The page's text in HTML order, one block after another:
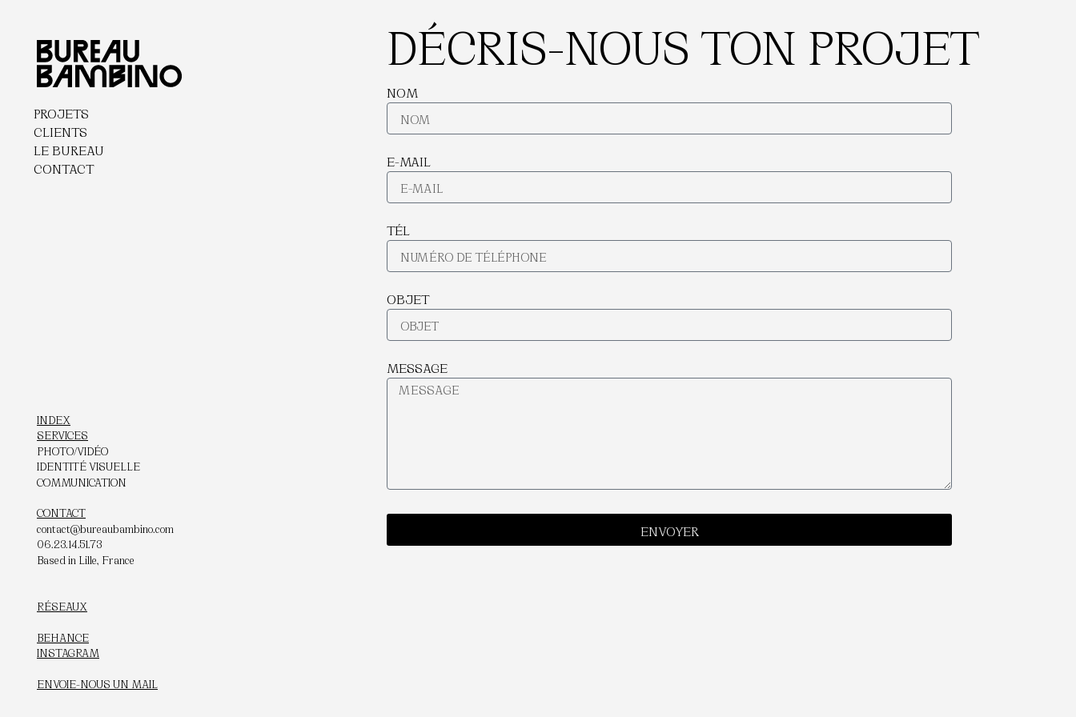
PROJETS
CLIENTS
LE BUREAU
CONTACT
INDEX
SERVICES
PHOTO/VIDÉO
IDENTITÉ VISUELLE
COMMUNICATION
CONTACT
contact@bureaubambino.com
06.23.14.51.73
Based in Lille, France
RÉSEAUX
BEHANCE
INSTAGRAM
ENVOIE-NOUS UN MAIL
DÉCRIS-NOUS TON PROJET
NOM
E-MAIL
TÉL
OBJET
MESSAGE
ENVOYER